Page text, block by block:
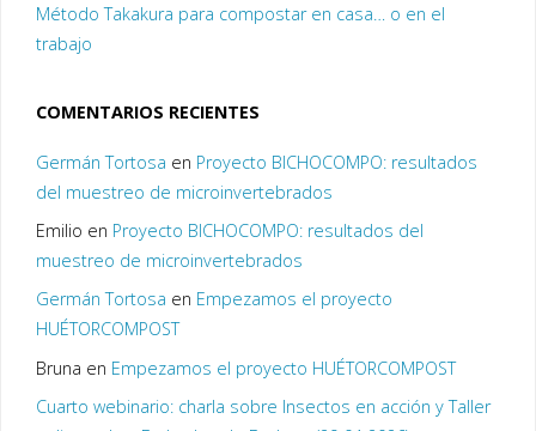
Método Takakura para compostar en casa… o en el
trabajo
COMENTARIOS RECIENTES
Germán Tortosa en Proyecto BICHOCOMPO: resultados
del muestreo de microinvertebrados
Emilio en Proyecto BICHOCOMPO: resultados del
muestreo de microinvertebrados
Germán Tortosa en Empezamos el proyecto
HUÉTORCOMPOST
Bruna en Empezamos el proyecto HUÉTORCOMPOST
Cuarto webinario: charla sobre Insectos en acción y Taller